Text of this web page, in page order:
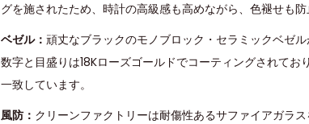
グを施されたため、時計の高級感も高めながら、色褪せも防
ベゼル： 頑丈なブラックのモノブロック・セラミックベゼ
数字と目盛りは18Kローズゴールドでコーティングされて
一致しています。
風防： クリーンファクトリーは耐傷性あるサファイアガラ